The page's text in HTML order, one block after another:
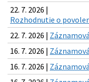
22. 7. 2026 |
Rozhodnutie o
22. 7. 2026 |
16. 7. 2026 |
16. 7. 2026 |